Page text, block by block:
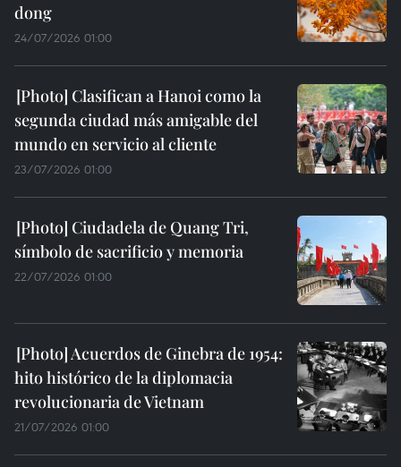
dong
24/07/2026 01:00
Clasifican a Hanoi como la
segunda ciudad más amigable del
mundo en servicio al cliente
23/07/2026 01:00
Ciudadela de Quang Tri,
símbolo de sacrificio y memoria
22/07/2026 01:00
Acuerdos de Ginebra de 1954:
hito histórico de la diplomacia
revolucionaria de Vietnam
21/07/2026 01:00